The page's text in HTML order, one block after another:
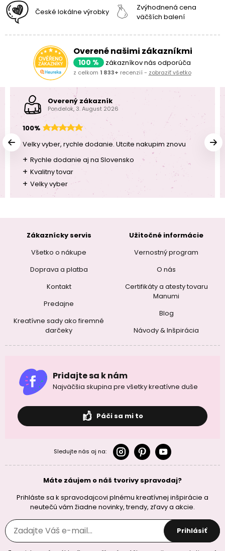
České lokálne výrobky
Zvýhodnená cena
väčších balení
Overené našimi zákazníkmi
100 % zákazníkov nás odporúča
z celkom 1 833+ recenzií - zobraziť všetko
Overený zákazník
Pondelok, 3. August 2026
100%
Velky vyber, rychle dodanie. Utcite nakupim znovu
+ Rychle dodanie aj na Slovensko
+ Kvalitny tovar
+ Velky vyber
Zákaznícky servis
Všetko o nákupe
Doprava a platba
Kontakt
Predajne
Kreatívne sady ako firemné
darčeky
Užitočné informácie
Vernostný program
O nás
Certifikáty a atesty tovaru
Manumi
Blog
Návody & Inšpirácia
Pridajte sa k nám
Najväčšia skupina pre všetky kreatívne duše
Páči sa mi to
Sledujte nás aj na:
Máte záujem o náš tvorivy spravodaj?
Prihláste sa k spravodajcovi plnému kreatívnej inšpirácie a
neutečú vám žiadne novinky, trendy, zľavy a akcie.
Prihlásiť